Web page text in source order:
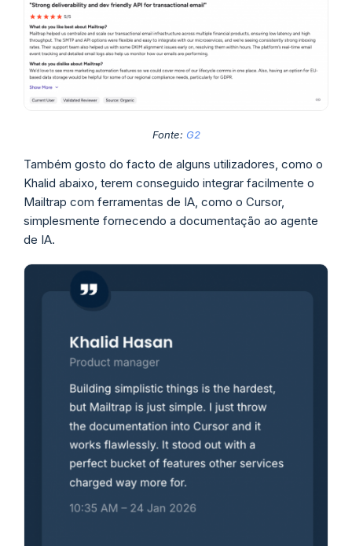
Fonte: G2
Também gosto do facto de alguns utilizadores, como o
Khalid abaixo, terem conseguido integrar facilmente o
Mailtrap com ferramentas de IA, como o Cursor,
simplesmente fornecendo a documentação ao agente
de IA.